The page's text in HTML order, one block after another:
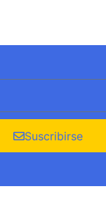
Suscribirse